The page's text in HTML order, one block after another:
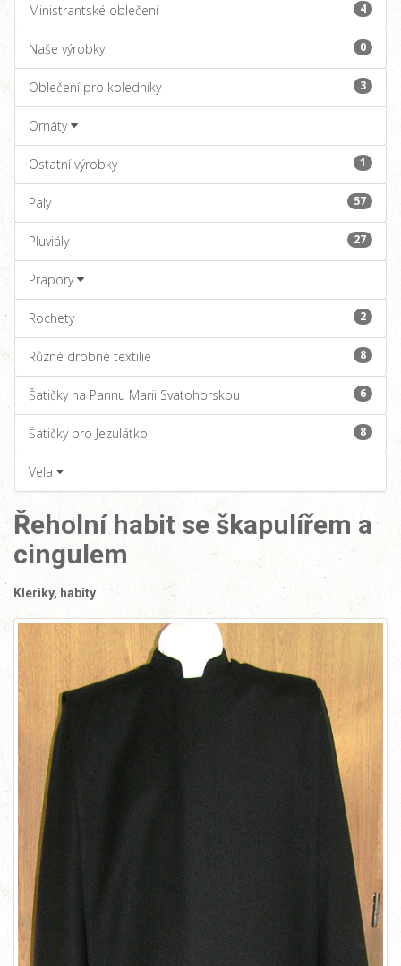
Ministrantské oblečení 4
Naše výrobky 0
Oblečení pro koledníky 3
Ornáty
Ostatní výrobky 1
Paly 57
Pluviály 27
Prapory
Rochety 2
Různé drobné textilie 8
Šatičky na Pannu Marii Svatohorskou 6
Šatičky pro Jezulátko 8
Vela
Řeholní habit se škapulířem a
cingulem
Kleriky, habity